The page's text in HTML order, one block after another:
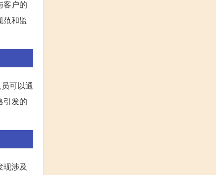
客户的
范和监
可以通
引发的
涉及